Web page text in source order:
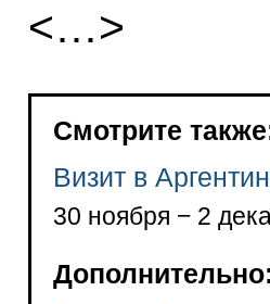
<…>
Смотрите
Визит в
30 ноября − 2
Дополнительно: